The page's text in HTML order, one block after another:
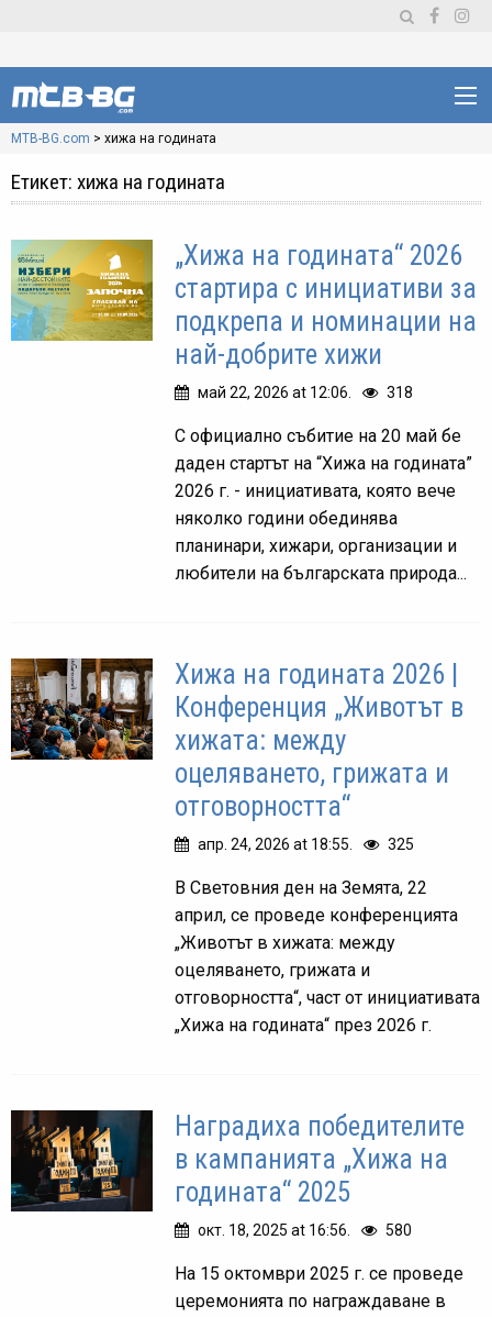
MTB-BG.com > хижа на годината
Етикет: хижа на годината
„Хижа на годината“ 2026
стартира с инициативи за
подкрепа и номинации на
най-добрите хижи
май 22, 2026 at 12:06. 318
С официално събитие на 20 май бе
даден стартът на “Хижа на годината”
2026 г. - инициативата, която вече
няколко години обединява
планинари, хижари, организации и
любители на българската природа...
Хижа на годината 2026 |
Конференция „Животът в
хижата: между
оцеляването, грижата и
отговорността“
апр. 24, 2026 at 18:55. 325
В Световния ден на Земята, 22
април, се проведе конференцията
„Животът в хижата: между
оцеляването, грижата и
отговорността“, част от инициативата
„Хижа на годината“ през 2026 г.
Наградиха победителите
в кампанията „Хижа на
годината“ 2025
окт. 18, 2025 at 16:56. 580
На 15 октомври 2025 г. се проведе
церемонията по награждаване в